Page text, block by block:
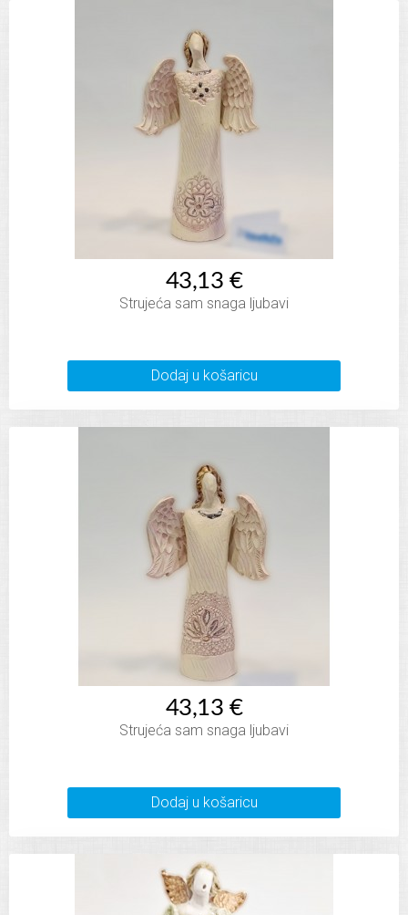
43,13 €
Strujeća sam snaga ljubavi
Dodaj u košaricu
43,13 €
Strujeća sam snaga ljubavi
Dodaj u košaricu